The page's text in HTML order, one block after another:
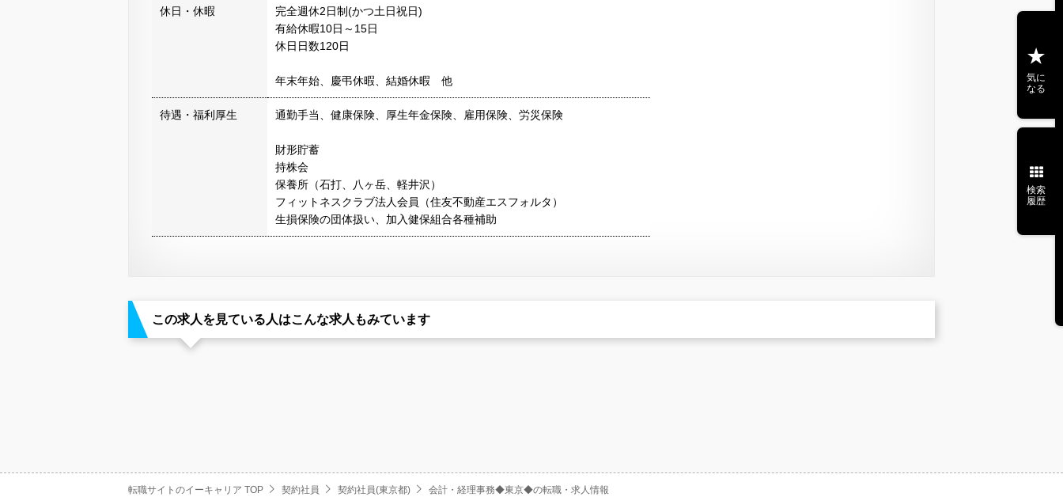
休日・休暇
完全週休2日制(かつ土日祝日)
有給休暇10日～15日
休日日数120日
年末年始、慶弔休暇、結婚休暇 他
待遇・福利厚生 通勤手当、健康保険、厚生年金保険、雇用保険、労災保険
財形貯蓄
持株会
保養所（石打、八ヶ岳、軽井沢）
フィットネスクラブ法人会員（住友不動産エスフォルタ）
生損保険の団体扱い、加入健保組合各種補助
この求人を見ている人はこんな求人もみています
転職サイトのイーキャリア TOP 契約社員 契約社員(東京都) 会計・経理事務◆東京◆の転職・求人情報
気に
なる
検索
履歴